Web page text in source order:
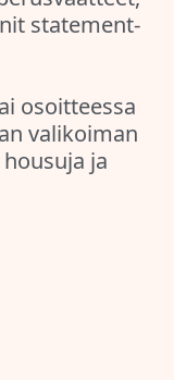
statement-
osoitteessa
valikoiman
ja